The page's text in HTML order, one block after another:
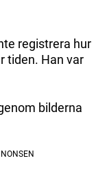
registrera hur
tiden. Han var
bilderna